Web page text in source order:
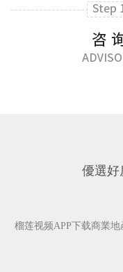
優選好
榴莲视频APP下载商業地